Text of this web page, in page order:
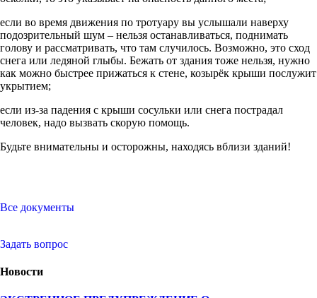
если во время движения по тротуару вы услышали наверху
подозрительный шум – нельзя останавливаться, поднимать
голову и рассматривать, что там случилось. Возможно, это сход
снега или ледяной глыбы. Бежать от здания тоже нельзя, нужно
как можно быстрее прижаться к стене, козырёк крыши послужит
укрытием;
если из-за падения с крыши сосульки или снега пострадал
человек, надо вызвать скорую помощь.
Будьте внимательны и осторожны, находясь вблизи зданий!
Все документы
Задать вопрос
Новости